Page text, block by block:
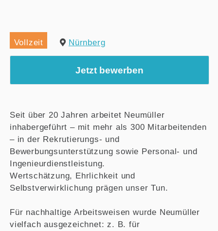
Vollzeit Nürnberg
Jetzt bewerben
Seit über 20 Jahren arbeitet Neumüller
inhabergeführt – mit mehr als 300 Mitarbeitenden
– in der Rekrutierungs- und
Bewerbungsunterstützung sowie Personal- und
Ingenieurdienstleistung.
Wertschätzung, Ehrlichkeit und
Selbstverwirklichung prägen unser Tun.
Für nachhaltige Arbeitsweisen wurde Neumüller
vielfach ausgezeichnet: z. B. für